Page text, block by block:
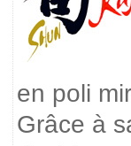
en poli
Grâce à